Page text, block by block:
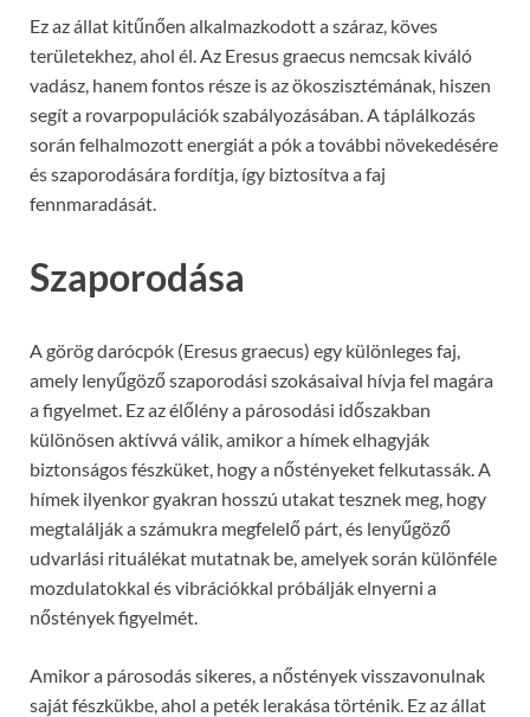
Ez az állat kitűnően alkalmazkodott a száraz, köves
területekhez, ahol él. Az Eresus graecus nemcsak kiváló
vadász, hanem fontos része is az ökoszisztémának, hiszen
segít a rovarpopulációk szabályozásában. A táplálkozás
során felhalmozott energiát a pók a további növekedésére
és szaporodására fordítja, így biztosítva a faj
fennmaradását.
Szaporodása
A görög darócpók (Eresus graecus) egy különleges faj,
amely lenyűgöző szaporodási szokásaival hívja fel magára
a figyelmet. Ez az élőlény a párosodási időszakban
különösen aktívvá válik, amikor a hímek elhagyják
biztonságos fészküket, hogy a nőstényeket felkutassák. A
hímek ilyenkor gyakran hosszú utakat tesznek meg, hogy
megtalálják a számukra megfelelő párt, és lenyűgöző
udvarlási rituálékat mutatnak be, amelyek során különféle
mozdulatokkal és vibrációkkal próbálják elnyerni a
nőstények figyelmét.
Amikor a párosodás sikeres, a nőstények visszavonulnak
saját fészkükbe, ahol a peték lerakása történik. Ez az állat